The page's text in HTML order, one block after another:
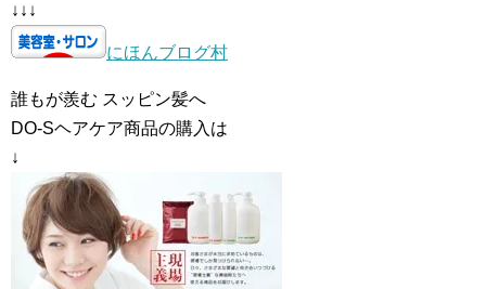
↓↓↓
にほんブログ村
誰もが羨む スッピン髪へ
DO-Sヘアケア商品の購入は
↓